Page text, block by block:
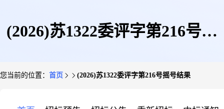
(2026)苏1322委评字第216号摇
您当前的位置： 首页 (2026)苏1322委评字第216号摇号结果